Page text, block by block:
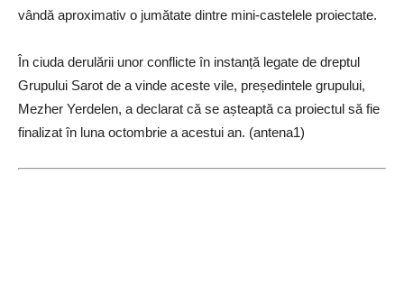
vândă aproximativ o jumătate dintre mini-castelele proiectate.
În ciuda derulării unor conflicte în instanță legate de dreptul
Grupului Sarot de a vinde aceste vile, președintele grupului,
Mezher Yerdelen, a declarat că se așteaptă ca proiectul să fie
finalizat în luna octombrie a acestui an. (antena1)